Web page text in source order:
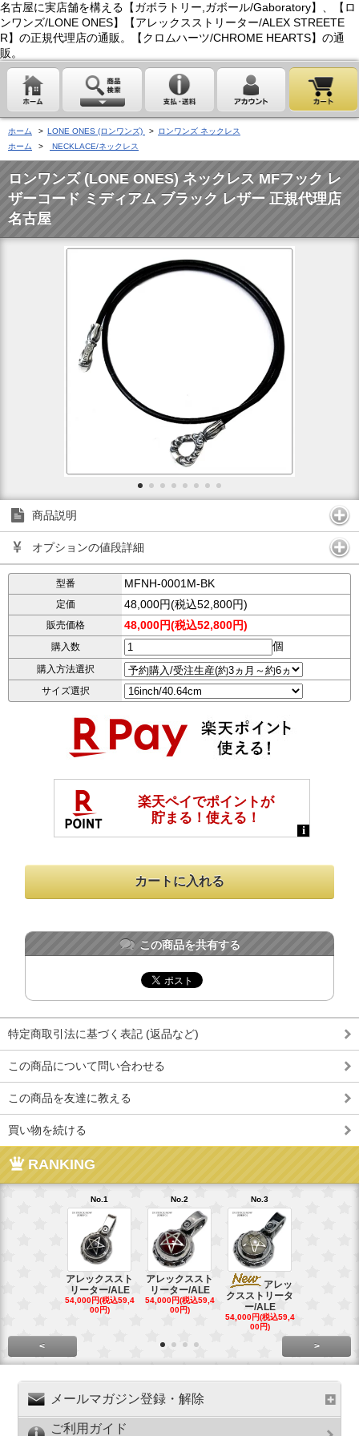
名古屋に実店舗を構える【ガボラトリー,ガボール/Gaboratory】、【ロ
ンワンズ/LONE ONES】【アレックスストリーター/ALEX STREETE
R】の正規代理店の通販。【クロムハーツ/CHROME HEARTS】の通
販。
ホーム > LONE ONES (ロンワンズ) > ロンワンズ ネックレス
ホーム
> NECKLACE/ネックレス
ロンワンズ (LONE ONES) ネックレス MFフック レ
ザーコード ミディアム ブラック レザー 正規代理店
名古屋
商品説明
オプションの値段詳細
型番 MFNH-0001M-BK
定価 48,000円(税込52,800円)
販売価格 48,000円(税込52,800円)
購入数 個
購入方法選択
サイズ選択
この商品を共有する
特定商取引法に基づく表記 (返品など)
この商品について問い合わせる
この商品を友達に教える
買い物を続ける
RANKING
No.1
アレックススト
リーター/ALE
54,000円(税込59,4
00円)
No.2
アレックススト
リーター/ALE
54,000円(税込59,4
00円)
No.3
アレッ
クスストリータ
ー/ALE
54,000円(税込59,4
00円)
< >
メールマガジン登録・解除
ご利用ガイド